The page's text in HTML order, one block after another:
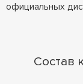
официальных
Состав